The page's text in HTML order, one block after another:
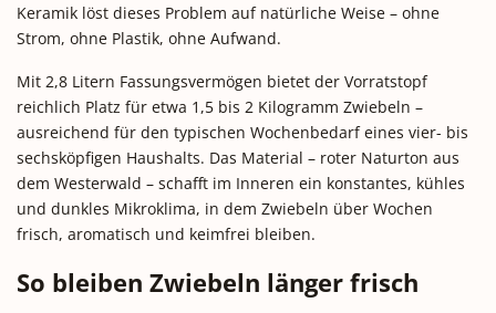
Keramik löst dieses Problem auf natürliche Weise – ohne
Strom, ohne Plastik, ohne Aufwand.
Mit 2,8 Litern Fassungsvermögen bietet der Vorratstopf
reichlich Platz für etwa 1,5 bis 2 Kilogramm Zwiebeln –
ausreichend für den typischen Wochenbedarf eines vier- bis
sechsköpfigen Haushalts. Das Material – roter Naturton aus
dem Westerwald – schafft im Inneren ein konstantes, kühles
und dunkles Mikroklima, in dem Zwiebeln über Wochen
frisch, aromatisch und keimfrei bleiben.
So bleiben Zwiebeln länger frisch